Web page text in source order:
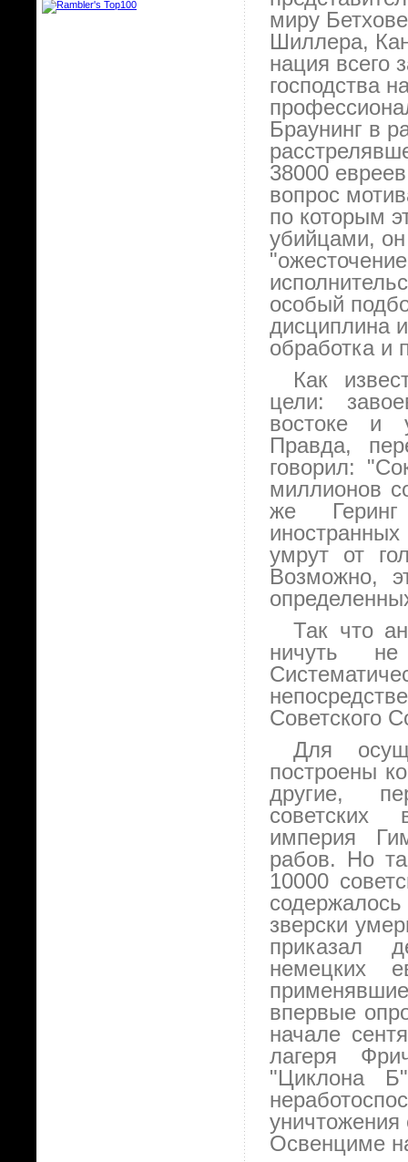
миру
Шиллера,
нация всего
господства
Браунинг в
38000
вопрос
по которым
убийцами,
особый
дисциплина
обработка и
Как
цели:
востоке и
Правда,
говорил:
миллионов
же Геринг
умрут от
Возможно,
Так что
ничуть
Советского
Для
построены
другие,
советских
империя
рабов. Но
10000
зверски
приказал
немецких
впервые
начале
лагеря
"Циклона
Освенциме